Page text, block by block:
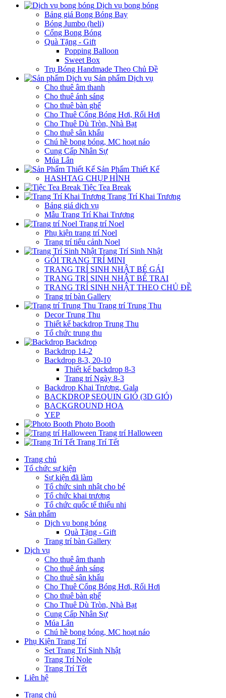
Dịch vụ bong bóng
Bảng giá Bong Bóng Bay
Bóng Jumbo (heli)
Cổng Bong Bóng
Quà Tặng - Gift
Popping Balloon
Sweet Box
Trụ Bóng Handmade Theo Chủ Đề
Sản phẩm Dịch vụ
Cho thuê âm thanh
Cho thuê ánh sáng
Cho thuê bàn ghế
Cho Thuê Cổng Bóng Hơi, Rối Hơi
Cho Thuê Dù Tròn, Nhà Bạt
Cho thuê sân khấu
Chú hề bong bóng, MC hoạt náo
Cung Cấp Nhân Sự
Múa Lân
Sản Phẩm Thiết Kế
HASHTAG CHỤP HÌNH
Tiệc Tea Break
Trang Trí Khai Trương
Bảng giá dịch vụ
Mẫu Trang Trí Khai Trương
Trang trí Noel
Phụ kiện trang trí Noel
Trang trí tiểu cảnh Noel
Trang Trí Sinh Nhật
GÓI TRANG TRÍ MINI
TRANG TRÍ SINH NHẬT BÉ GÁI
TRANG TRÍ SINH NHẬT BÉ TRAI
TRANG TRÍ SINH NHẬT THEO CHỦ ĐỀ
Trang trí bàn Gallery
Trang trí Trung Thu
Decor Trung Thu
Thiết kế backdrop Trung Thu
Tổ chức trung thu
Backdrop
Backdrop 14-2
Backdrop 8-3, 20-10
Thiết kế backdrop 8-3
Trang trí Ngày 8-3
Backdrop Khai Trương, Gala
BACKDROP SEQUIN GIÓ (3D GIÓ)
BACKGROUND HOA
YEP
Photo Booth
Trang trí Halloween
Trang Trí Tết
Trang chủ
Tổ chức sự kiện
Sự kiện đã làm
Tổ chức sinh nhật cho bé
Tổ chức khai trương
Tổ chức quốc tế thiếu nhi
Sản phẩm
Dịch vụ bong bóng
Quà Tặng - Gift
Trang trí bàn Gallery
Dịch vụ
Cho thuê âm thanh
Cho thuê ánh sáng
Cho thuê sân khấu
Cho Thuê Cổng Bóng Hơi, Rối Hơi
Cho thuê bàn ghế
Cho Thuê Dù Tròn, Nhà Bạt
Cung Cấp Nhân Sự
Múa Lân
Chú hề bong bóng, MC hoạt náo
Phụ Kiện Trang Trí
Set Trang Trí Sinh Nhật
Trang Trí Nole
Trang Trí Tết
Liên hệ
Trang chủ